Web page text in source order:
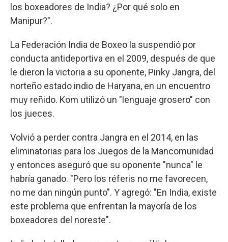
los boxeadores de India? ¿Por qué solo en
Manipur?".
La Federación India de Boxeo la suspendió por
conducta antideportiva en el 2009, después de que
le dieron la victoria a su oponente, Pinky Jangra, del
norteño estado indio de Haryana, en un encuentro
muy reñido. Kom utilizó un "lenguaje grosero" con
los jueces.
Volvió a perder contra Jangra en el 2014, en las
eliminatorias para los Juegos de la Mancomunidad
y entonces aseguró que su oponente "nunca" le
habría ganado. "Pero los réferis no me favorecen,
no me dan ningún punto". Y agregó: "En India, existe
este problema que enfrentan la mayoría de los
boxeadores del noreste".